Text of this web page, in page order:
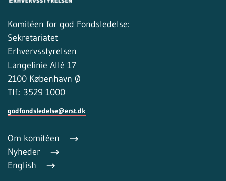
Komitéen for god Fondsledelse:
Sekretariatet
Erhvervsstyrelsen
Langelinie Allé 17
2100 København Ø
Tlf.: 3529 1000
godfondsledelse@erst.dk
Om komitéen
Nyheder
English